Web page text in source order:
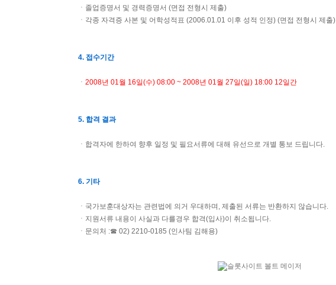
ㆍ졸업증명서 및 경력증명서 (면접 전형시 제출)
ㆍ각종 자격증 사본 및 어학성적표 (2006.01.01 이후 성적 인정) (면접 전형시 제출)
4. 접수기간
ㆍ 2008년 01월 16일(수) 08:00 ~ 2008년 01월 27일(일) 18:00 12일간
5. 합격 결과
ㆍ합격자에 한하여 향후 일정 및 필요서류에 대해 유선으로 개별 통보 드립니다.
6. 기타
ㆍ국가보훈대상자는 관련법에 의거 우대하며, 제출된 서류는 반환하지 않습니다.
ㆍ지원서류 내용이 사실과 다를경우 합격(입사)이 취소됩니다.
ㆍ문의처 :☎ 02) 2210-0185 (인사팀 김해용)